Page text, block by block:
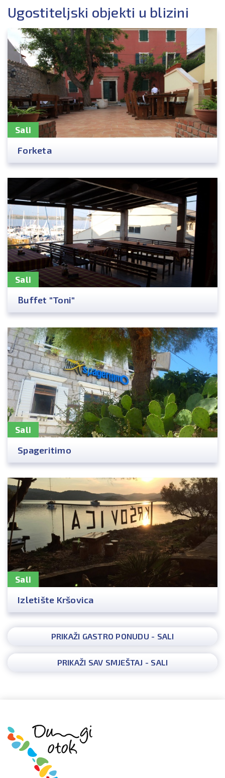
Ugostiteljski objekti u blizini
Sali
Forketa
Sali
Buffet "Toni"
Sali
Spageritimo
Sali
Izletište Kršovica
PRIKAŽI GASTRO PONUDU - SALI
PRIKAŽI SAV SMJEŠTAJ - SALI